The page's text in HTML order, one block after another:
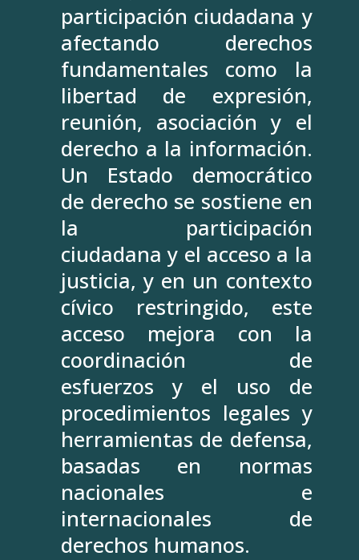
participación ciudadana y
afectando derechos
fundamentales como la
libertad de expresión,
reunión, asociación y el
derecho a la información.
Un Estado democrático
de derecho se sostiene en
la participación
ciudadana y el acceso a la
justicia, y en un contexto
cívico restringido, este
acceso mejora con la
coordinación de
esfuerzos y el uso de
procedimientos legales y
herramientas de defensa,
basadas en normas
nacionales e
internacionales de
derechos humanos.